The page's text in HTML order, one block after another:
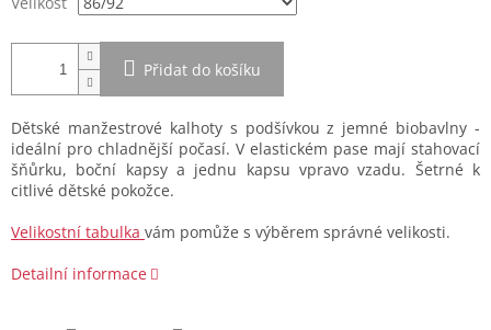
Přidat do košíku
Dětské manžestrové kalhoty s podšívkou z jemné biobavlny -
ideální pro chladnější počasí. V elastickém pase mají stahovací
šňůrku, boční kapsy a jednu kapsu vpravo vzadu. Šetrné k
citlivé dětské pokožce.
Velikostní tabulka vám pomůže s výběrem správné velikosti.
Detailní informace